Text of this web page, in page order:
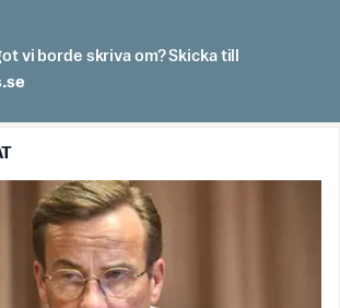
vi borde skriva om? Skicka till